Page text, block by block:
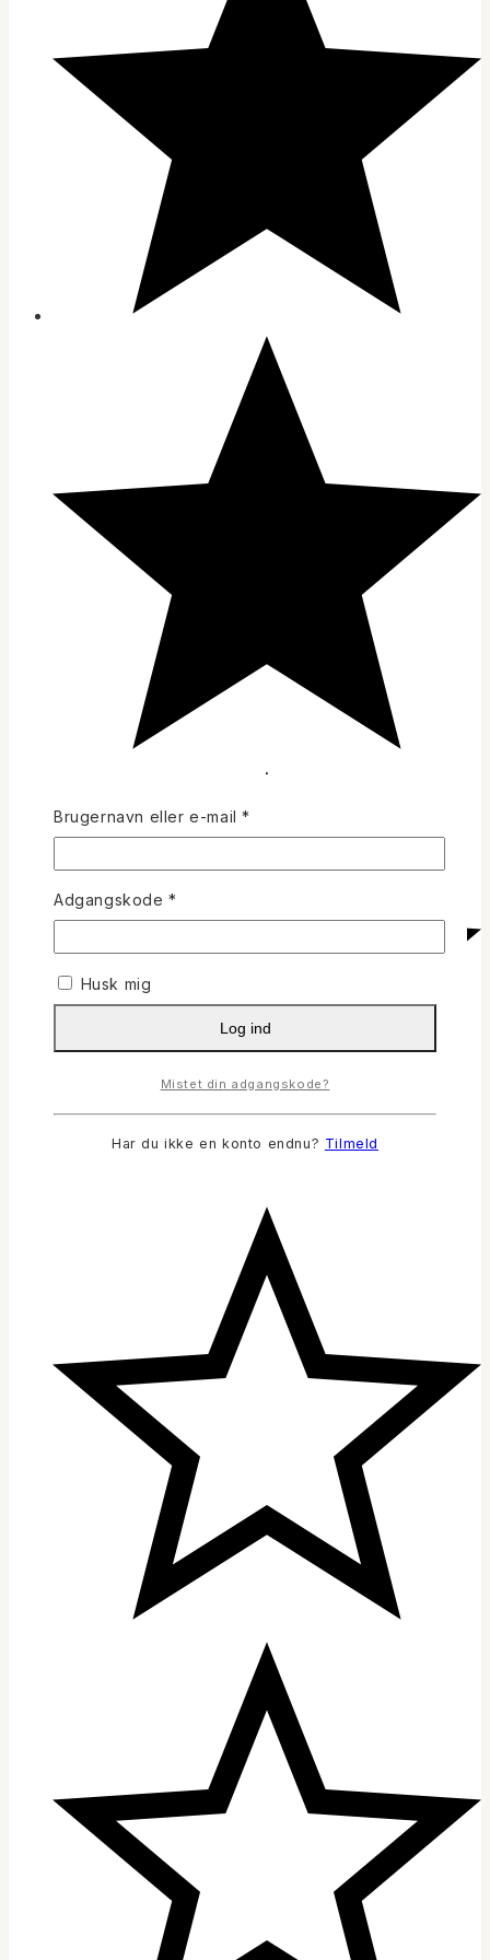
Brugernavn eller e-mail*
Adgangskode*
Husk mig
Log ind
Mistet din adgangskode?
Har du ikke en konto endnu? Tilmeld